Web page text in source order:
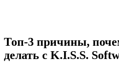
Топ-3 причины,
делать с K.I.S.S.